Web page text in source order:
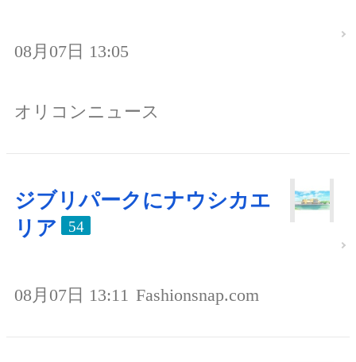
08月07日 13:05
オリコンニュース
ジブリパークにナウシカエ
リア
54
08月07日 13:11 Fashionsnap.com